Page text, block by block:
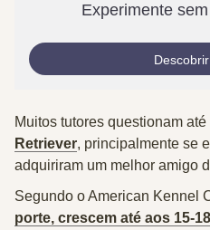
Experimente
Muitos tutores questionam
Retriever, principalmente se
adquiriram um melhor amigo
Segundo o American Kennel
porte, crescem até aos 15-